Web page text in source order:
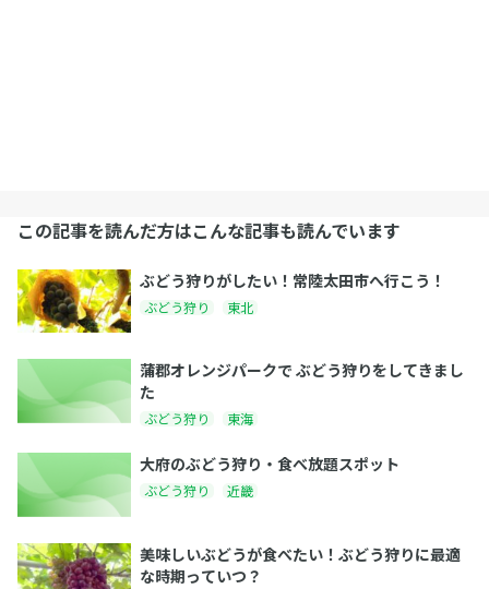
この記事を読んだ方はこんな記事も読んでいます
ぶどう狩りがしたい！常陸太田市へ行こう！
ぶどう狩り 東北
蒲郡オレンジパークで ぶどう狩りをしてきまし
た
ぶどう狩り 東海
大府のぶどう狩り・食べ放題スポット
ぶどう狩り 近畿
美味しいぶどうが食べたい！ぶどう狩りに最適
な時期っていつ？